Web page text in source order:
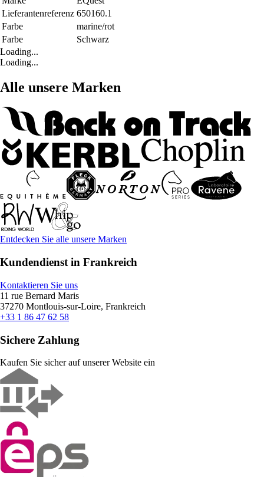
Lieferantenreferenz 650160.1
Farbe
marine/rot
Farbe
Schwarz
Loading...
Loading...
Alle unsere Marken
Entdecken Sie alle unsere Marken
Kundendienst in Frankreich
Kontaktieren Sie uns
11 rue Bernard Maris
37270 Montlouis-sur-Loire, Frankreich
+33 1 86 47 62 58
Sichere Zahlung
Kaufen Sie sicher auf unserer Website ein